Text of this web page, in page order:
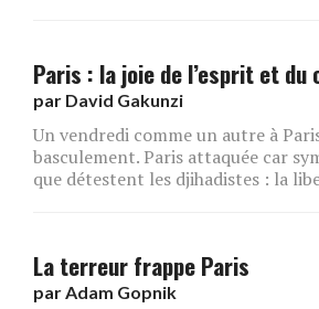
Paris : la joie de l’esprit et du
par David Gakunzi
Un vendredi comme un autre à
basculement. Paris attaquée car
que détestent les djihadistes : la
La terreur frappe Paris
parAdam Gopnik